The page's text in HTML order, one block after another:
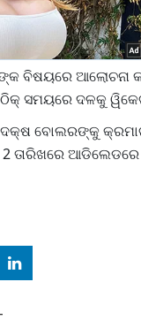
ବିଷୟରେ ଆଲୋଚନା
ସମୟରେ ଦଳକୁ
ଦକ୍ଷ ବୋଲରଙ୍କୁ
2 ତାରିଖରେ